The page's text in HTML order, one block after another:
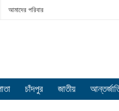
আমাদের পরিবার
চাঁদপুর জাতীয়